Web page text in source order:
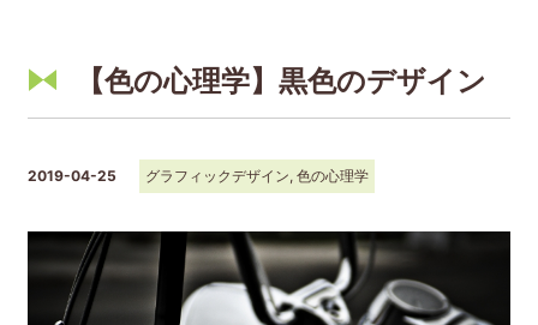
【色の心理学】黒色のデザイン
2019-04-25 グラフィックデザイン, 色の心理学